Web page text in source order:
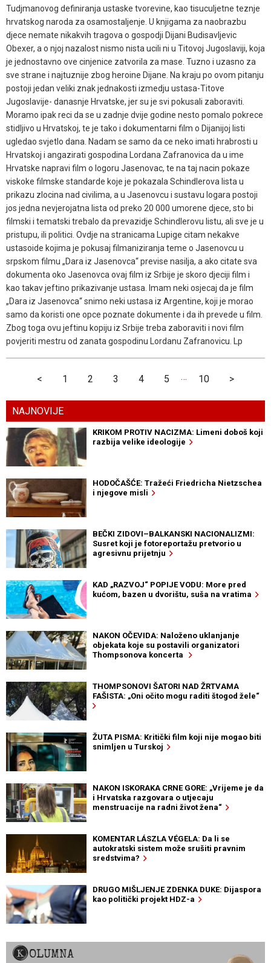
Tudjmanovog definiranja ustaske tvorevine, kao tisuculjetne teznje
hrvatskog naroda za osamostaljenje. U knjigama za naobrazbu
djece nemate nikakvih tragova o gospodji Dijani Budisavljevic
Obexer, a o njoj nazalost nismo nista ucili ni u Titovoj Jugoslaviji, koja
je jednostavno ove cinjenice zatvorila za mase. Tuzno i uzasno za
sve strane i najtuznije zbog heroine Dijane. Na kraju po ovom pitanju
postoji jedan veliki znak jednakosti izmedju ustasa-Titove
Jugoslavije- danasnje Hrvatske, jer su je svi pokusali zaboraviti.
Moramo ipak reci da se u zadnje dvije godine nesto pomalo pokrece
stidljivo u Hrvatskoj, te je tako i dokumentarni film o Dijanijoj listi
ugledao svjetlo dana. Nadam se samo da ce neko imati hrabrosti u
Hrvatskoj i angazirati gospodina Lordana Zafranovica da u ime
Hrvatske napravi film o logoru Jasenovac, te na taj nacin pokaze
viskoke filmske standarde koje je pokazala Schindlerova lista u
prikazu zlocina nad civilima, a u Jasenovcu i sustavu logara postoji
jos jedna nevjerojatna lista od preko 20 000 umorene djece, sto bi
filmski i tematski trebalo da prevazidje Schindlerovu listu, ali sve je u
pristupu, ili politici. Ovdje na stranicama Lupige citam nekakve
ustasoide kojima je pokusaj filmaniziranja teme o Jasenovcu u
srpskom filmu „Dara iz Jasenovca“ previse nasilja, a ako citate sva
dokumenta oko Jasenovca ovaj film iz Srbije je skoro djeciji film i
kao takav jeftino prikazivanje ustasa. Imam neki osjecaj da je film
„Dara iz Jasenovca“ snimo neki ustasa iz Argentine, koji je morao
samo da koristi one opce poznate dokumente i da ih prevede u film.
Zbog toga ovu jeftinu kopiju iz Srbije treba zaboraviti i novi film
povjeriti mestru od zanata gospodinu Lordanu Zafranovicu. Lp
< 1 2 3 4 5 … 10 >
NAJNOVIJE
KRIKOM PROTIV NACIZMA: Limeni doboš koji
razbija velike ideologije
HODOČAŠĆE: Tražeći Friedricha Nietzschea
i njegove misli
BEČKI ZIDOVI–BALKANSKI NACIONALIZMI:
Susret koji je fotoreportažu pretvorio u
agresivnu prijetnju
KAD „RAZVOJ“ POPIJE VODU: More pred
kućom, bazen u dvorištu, suša na vratima
NAKON OČEVIDA: Naloženo uklanjanje
objekata koje su postavili organizatori
Thompsonova koncerta
THOMPSONOVI ŠATORI NAD ŽRTVAMA
FAŠISTA: „Oni očito mogu raditi štogod žele“
ŽUTA PISMA: Kritički film koji nije mogao biti
snimljen u Turskoj
NAKON ISKORAKA CRNE GORE: „Vrijeme je da
i Hrvatska razgovara o utjecaju
menstruacije na radni život žena“
KOMENTAR LÁSZLA VÉGELA: Da li se
autokratski sistem može srušiti pravnim
sredstvima?
DRUGO MIŠLJENJE ZDENKA DUKE: Dijaspora
kao politički projekt HDZ-a
KOLUMNA